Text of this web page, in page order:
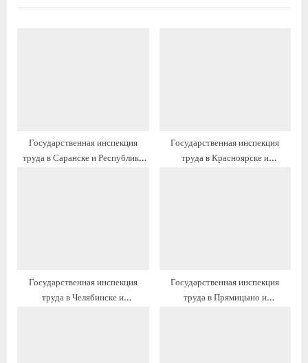
у
у
Государственная инспекция
труда в Саранске и Республике
Государственная инспекция
труда в Красноярске и
Государственная инспекция
труда в Челябинске и
Государственная инспекция
труда в Прямицыно и